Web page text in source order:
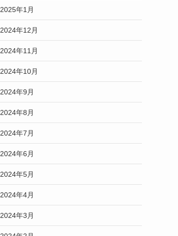
2025年1月
2024年12月
2024年11月
2024年10月
2024年9月
2024年8月
2024年7月
2024年6月
2024年5月
2024年4月
2024年3月